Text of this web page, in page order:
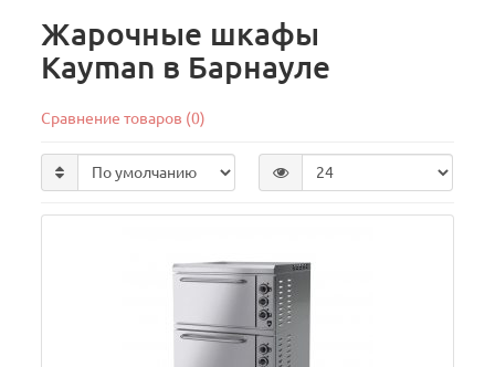
Жарочные шкафы
Kayman в Барнауле
Сравнение товаров (0)